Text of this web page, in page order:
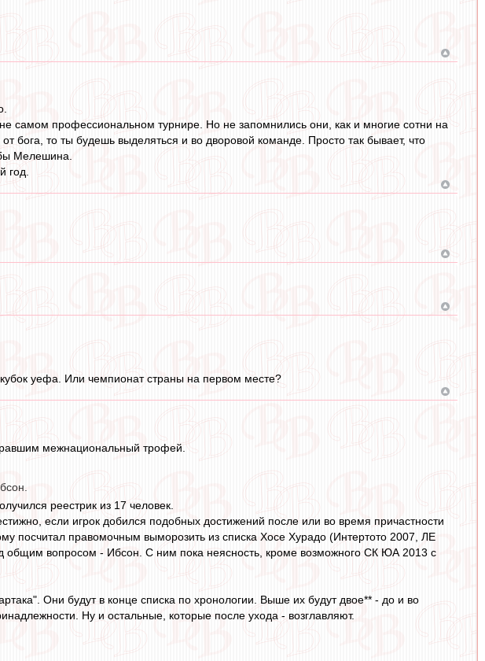
самом профессиональном турнире. Но не запомнились они, как и многие сотни на
бога, то ты будешь выделяться и во дворовой команде. Просто так бывает, что
Мелешина.
год.
уефа. Или чемпионат страны на первом месте?
межнациональный трофей.
реестрик из 17 человек.
если игрок добился подобных достижений после или во время причастности
посчитал правомочным выморозить из списка Хосе Хурадо (Интертото 2007, ЛЕ
вопросом - Ибсон. С ним пока неясность, кроме возможного СК ЮА 2013 с
Они будут в конце списка по хронологии. Выше их будут двое** - до и во
Ну и остальные, которые после ухода - возглавляют.